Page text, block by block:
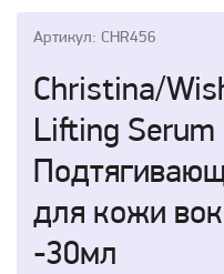
Артикул: CHR456
Christina/
Lifting Serum
для кожи
-30мл